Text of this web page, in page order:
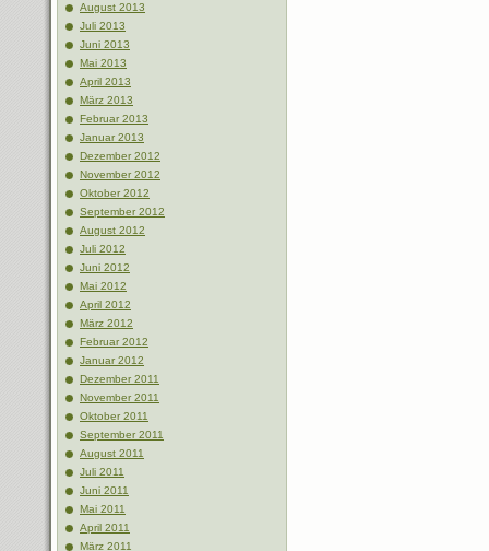
August 2013
Juli 2013
Juni 2013
Mai 2013
April 2013
März 2013
Februar 2013
Januar 2013
Dezember 2012
November 2012
Oktober 2012
September 2012
August 2012
Juli 2012
Juni 2012
Mai 2012
April 2012
März 2012
Februar 2012
Januar 2012
Dezember 2011
November 2011
Oktober 2011
September 2011
August 2011
Juli 2011
Juni 2011
Mai 2011
April 2011
März 2011